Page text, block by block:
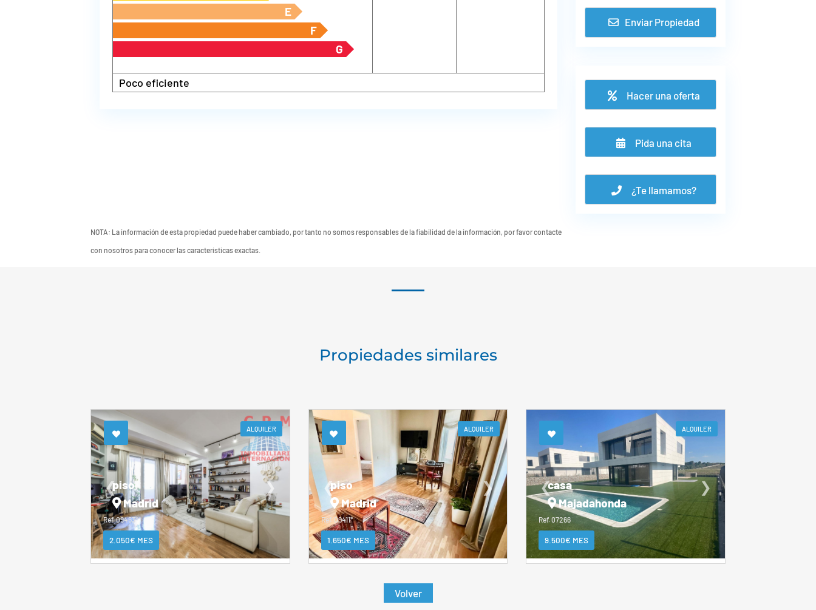
E
F
G
Poco eficiente
Enviar Propiedad
Hacer una oferta
Pida una cita
¿Te llamamos?
NOTA: La información de esta propiedad puede haber cambiado, por tanto no somos responsables de la fiabilidad de la información, por favor contacte
con nosotros para conocer las características exactas.
Propiedades similares
ALQUILER
piso
Madrid
Ref. 09463*
2.050€ MES
❮ ❯
ALQUILER
piso
Madrid
Ref. 09411*
1.650€ MES
❮ ❯
ALQUILER
casa
Majadahonda
Ref. 07266
9.500€ MES
❮ ❯
Volver